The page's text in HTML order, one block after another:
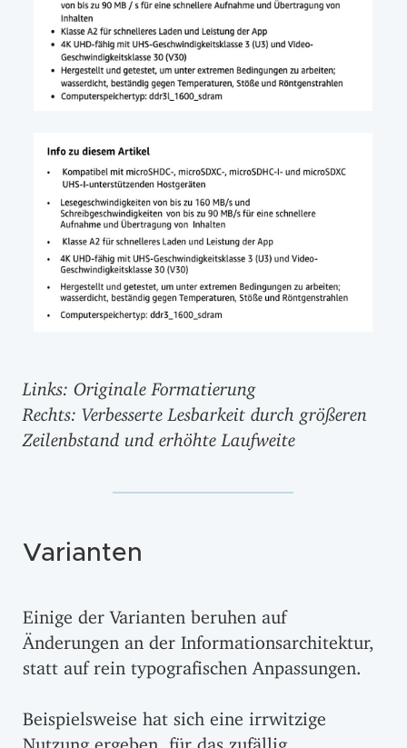
Links: Originale Formatierung
Rechts: Verbesserte Lesbarkeit durch größeren
Zeilenbstand und erhöhte Laufweite
Varianten
Einige der Varianten beruhen auf
Änderungen an der Informationsarchitektur,
statt auf rein typografischen Anpassungen.
Beispielsweise hat sich eine irrwitzige
Nutzung ergeben, für das zufällig